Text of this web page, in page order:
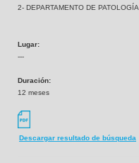
2- DEPARTAMENTO DE PATOLOGÍA
Lugar:
---
Duración:
12 meses
Descargar resultado de búsqueda